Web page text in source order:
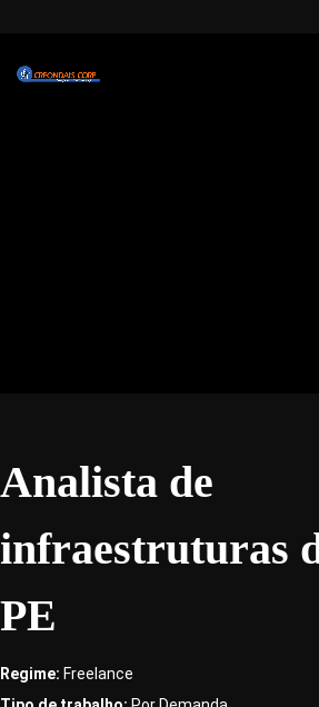
Analista de
infraestruturas
PE
Regime: Freelance